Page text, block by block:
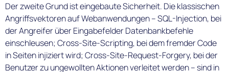
Der zweite Grund ist eingebaute Sicherheit. Die klassischen
Angriffsvektoren auf Webanwendungen – SQL-Injection, bei
der Angreifer über Eingabefelder Datenbankbefehle
einschleusen; Cross-Site-Scripting, bei dem fremder Code
in Seiten injiziert wird; Cross-Site-Request-Forgery, bei der
Benutzer zu ungewollten Aktionen verleitet werden – sind in